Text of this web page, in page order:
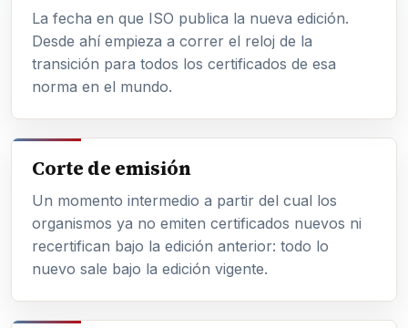
La fecha en que ISO publica la nueva edición.
Desde ahí empieza a correr el reloj de la
transición para todos los certificados de esa
norma en el mundo.
Corte de emisión
Un momento intermedio a partir del cual los
organismos ya no emiten certificados nuevos ni
recertifican bajo la edición anterior: todo lo
nuevo sale bajo la edición vigente.